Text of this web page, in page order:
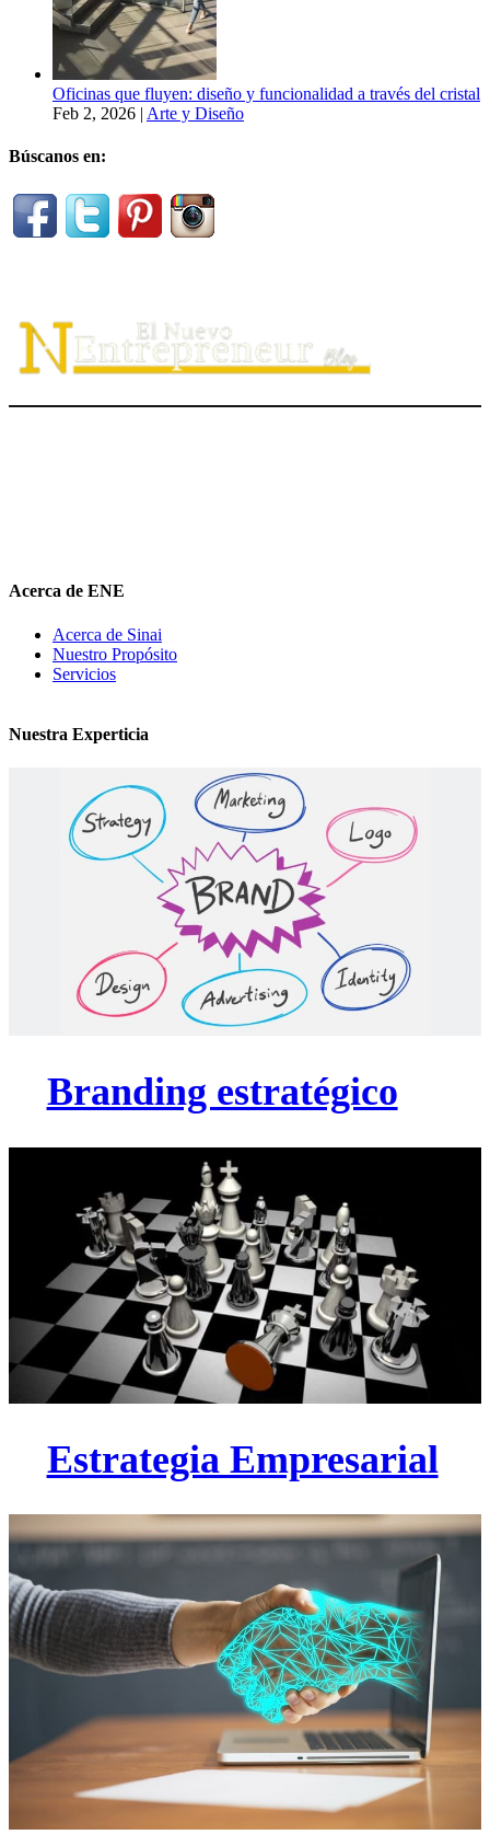
Oficinas que fluyen: diseño y funcionalidad a través del cristal
Feb 2, 2026 | Arte y Diseño
Búscanos en:
Acerca de ENE
Acerca de Sinai
Nuestro Propósito
Servicios
Nuestra Experticia
Branding estratégico
Estrategia Empresarial